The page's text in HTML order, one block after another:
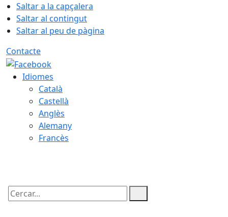
Saltar a la capçalera
Saltar al contingut
Saltar al peu de pàgina
Contacte
Idiomes
Català
Castellà
Anglès
Alemany
Francès
Cercar: